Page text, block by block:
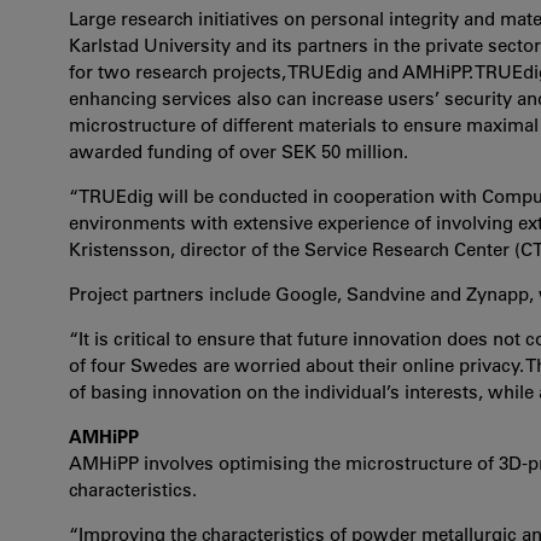
Large research initiatives on personal integrity and
Karlstad University and its partners in the private
for two research projects, TRUEdig and AMHiPP.
enhancing services also can increase users’ security
microstructure of different materials to ensure
awarded funding of over SEK 50 million.
“TRUEdig will be conducted in cooperation with
environments with extensive experience of involving
Kristensson, director of the Service Research Center
Project partners include Google, Sandvine and
“It is critical to ensure that future innovation does not
of four Swedes are worried about their online privacy.
of basing innovation on the individual’s interests,
AMHiPP
AMHiPP involves optimising the microstructure of
characteristics.
“Improving the characteristics of powder metallurgic